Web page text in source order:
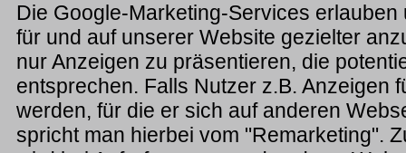
Die Google-Marketing-Services
für und auf unserer Website gezielter
nur Anzeigen zu präsentieren, die
entsprechen. Falls Nutzer z.B. Anzeigen
werden, für die er sich auf anderen
spricht man hierbei vom "Remarketing".